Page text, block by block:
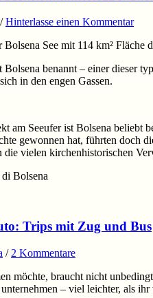
/Hinterlasse einen Kommentar
See mit 114 km²
Bolsena benannt – einer dieser
in den engen Gassen.
am Seeufer ist Bolsena beliebt
gewonnen hat, führten doch
vielen kirchenhistorischen
Trips mit Zug und Bus
/ 2 Kommentare
möchte, braucht nicht
– viel leichter, als